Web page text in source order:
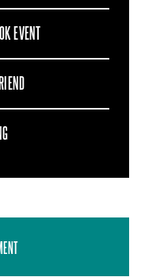
EVENT